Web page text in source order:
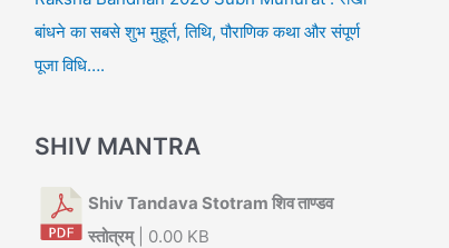
बांधने का सबसे शुभ मुहूर्त, तिथि, पौराणिक कथा और संपूर्ण
पूजा विधि….
SHIV MANTRA
Shiv Tandava Stotram शिव ताण्डव
स्तोत्रम्| 0.00 KB